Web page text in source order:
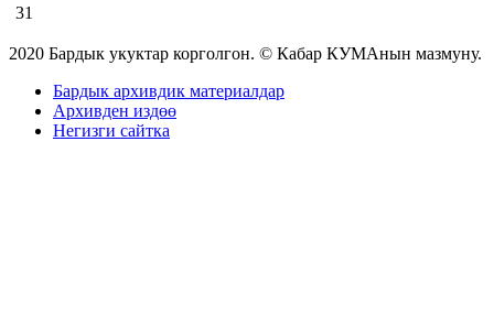
31
2020 Бардык укуктар корголгон. © Кабар КУМАнын мазмуну.
Бардык архивдик материалдар
Архивден издөө
Негизги сайтка